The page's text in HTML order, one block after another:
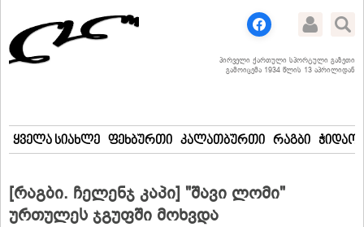
პირველი ქართული სპორტული გაზეთი
გამოიცემა 1934 წლის 13 აპრილიდან
ყველა სიახლე ფეხბურთი კალათბურთი რაგბი
[რაგბი. ჩელენჯ კაპი] "შავი ლომი"
ურთულეს ჯგუფში მოხვდა